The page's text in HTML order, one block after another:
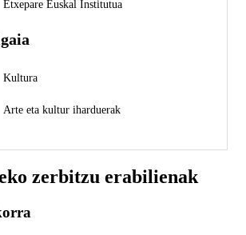
Etxepare Euskal Institutua
Kultura
Arte eta kultur iharduerak
zerbitzu erabilienak